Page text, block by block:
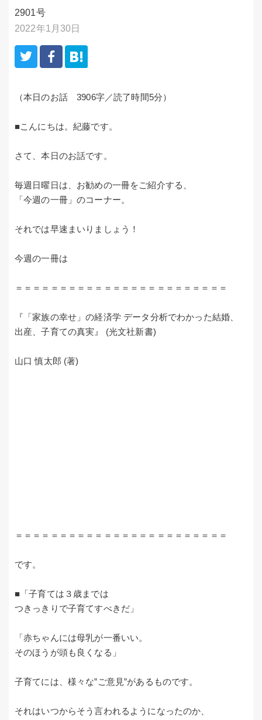
2901号
2022年1月30日
（本日のお話 3906字／読了時間5分）
■こんにちは。紀藤です。
さて、本日のお話です。
毎週日曜日は、お勧めの一冊をご紹介する、
「今週の一冊」のコーナー。
それでは早速まいりましょう！
今週の一冊は
＝＝＝＝＝＝＝＝＝＝＝＝＝＝＝＝＝＝＝＝＝＝＝＝
『「家族の幸せ」の経済学 データ分析でわかった結婚、
出産、子育ての真実』 (光文社新書)
山口 慎太郎 (著)
＝＝＝＝＝＝＝＝＝＝＝＝＝＝＝＝＝＝＝＝＝＝＝＝
です。
■「子育ては３歳までは
つきっきりで子育てすべきだ」
「赤ちゃんには母乳が一番いい。
そのほうが頭も良くなる」
子育てには、様々な”ご意見”があるものです。
それはいつからそう言われるようになったのか、